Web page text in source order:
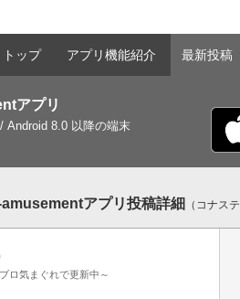
トップ アプリ機能紹介 最新投稿
アプリ
Android 8.0 以降の端末
アプリ投稿詳細 （コナス
ロ気まぐれで更新中～